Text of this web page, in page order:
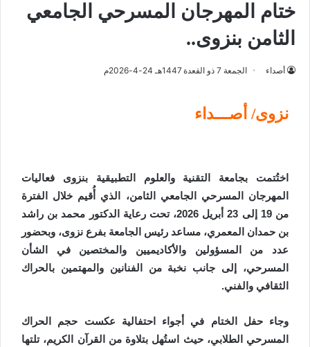
ختام المهرجان المسرحي الجامعي
الثامن بنزوى..
أصداء الجمعة 7 ذو القعدة 1447هـ 24-4-2026م
نزوى/ أصـــداء
اختُتمت بجامعة التقنية والعلوم التطبيقية بنزوى فعاليات
المهرجان المسرحي الجامعي الثامن، الذي أُقيم خلال الفترة
من 19 إلى 23 أبريل 2026، تحت رعاية الدكتور محمد بن راشد
بن حمدان المعمري، مساعد رئيس الجامعة بفرع نزوى، وبحضور
عدد من المسؤولين والأكاديميين والمختصين في الشأن
المسرحي، إلى جانب نخبة من الفنانين والمهتمين بالحراك
الثقافي والفني.
وجاء حفل الختام في أجواء احتفالية عكست حجم الحراك
المسرحي الطلابي، حيث استُهل بتلاوة من القرآن الكريم، تلتها